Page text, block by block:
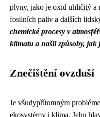
plyny, jako je oxid uhličitý a
fosilních paliv a dalších
chemické procesy v
klimatu a našli způsoby, jak
Znečištění ovzduší
Je všudypřítomným
ekosystémy i klima. Jeho